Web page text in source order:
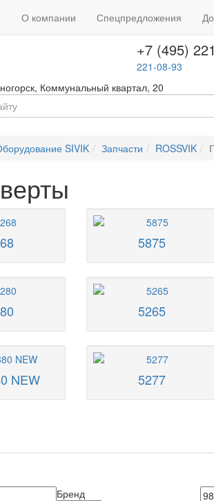
О компании Спецпредложения
до 18:00
+7 (495)
646-08-66
+7 (495)
221-08-93
, Коммунальный квартал, 20
SIVIK Запчасти ROSSVIK
5875
5265
NEW 5277
Бренд